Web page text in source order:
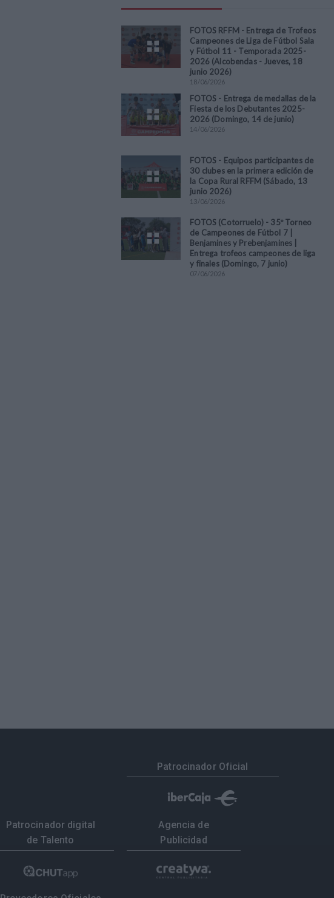
FOTOS RFFM - Entrega de Trofeos
Campeones de Liga de Fútbol Sala
y Fútbol 11 - Temporada 2025-
2026 (Alcobendas - Jueves, 18
junio 2026)
18/06/2026
FOTOS - Entrega de medallas de la
Fiesta de los Debutantes 2025-
2026 (Domingo, 14 de junio)
14/06/2026
FOTOS - Equipos participantes de
30 clubes en la primera edición de
la Copa Rural RFFM (Sábado, 13
junio 2026)
13/06/2026
FOTOS (Cotorruelo) - 35º Torneo
de Campeones de Fútbol 7 |
Benjamines y Prebenjamines |
Entrega trofeos campeones de liga
y finales (Domingo, 7 junio)
07/06/2026
Patrocinador Oficial
Patrocinador digital
de Talento
Agencia de
Publicidad